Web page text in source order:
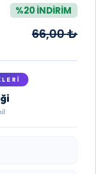
%20 İNDIRIM
66,00 ₺